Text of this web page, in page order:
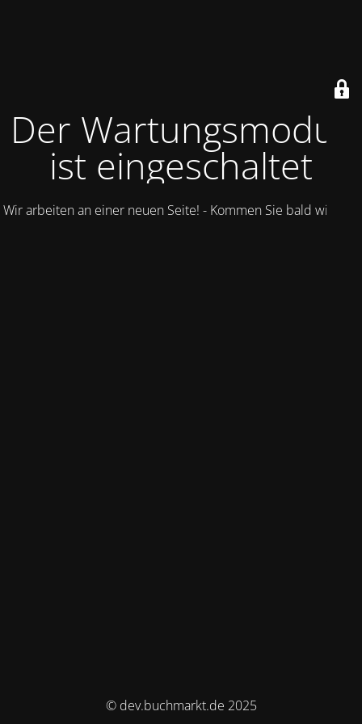
Der Wartungsmodus
ist eingeschaltet
Wir arbeiten an einer neuen Seite! - Kommen Sie bald wieder.
© dev.buchmarkt.de 2025